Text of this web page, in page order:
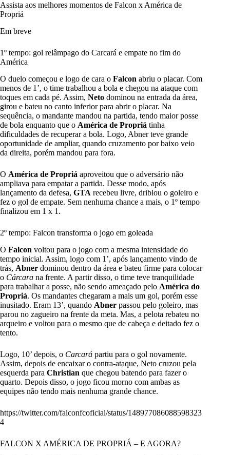
Assista aos melhores momentos de Falcon x América de
Propriá
Em breve
1º tempo: gol relâmpago do Carcará e empate no fim do
América
O duelo começou e logo de cara o Falcon abriu o placar. Com
menos de 1’, o time trabalhou a bola e chegou na ataque com
toques em cada pé. Assim, Neto dominou na entrada da área,
girou e bateu no canto inferior para abrir o placar. Na
sequência, o mandante mandou na partida, tendo maior posse
de bola enquanto que o América de Propriá tinha
dificuldades de recuperar a bola. Logo, Abner teve grande
oportunidade de ampliar, quando cruzamento por baixo veio
da direita, porém mandou para fora.
O América de Propriá aproveitou que o adversário não
ampliava para empatar a partida. Desse modo, após
lançamento da defesa, GTA recebeu livre, driblou o goleiro e
fez o gol de empate. Sem nenhuma chance a mais, o 1º tempo
finalizou em 1 x 1.
2º tempo: Falcon transforma o jogo em goleada
O Falcon voltou para o jogo com a mesma intensidade do
tempo inicial. Assim, logo com 1’, após lançamento vindo de
trás, Abner dominou dentro da área e bateu firme para colocar
o Cárcara na frente. A partir disso, o time teve tranquilidade
para trabalhar a posse, não sendo ameaçado pelo América do
Propriá. Os mandantes chegaram a mais um gol, porém esse
inusitado. Eram 13’, quando Abner passou pelo goleiro, mas
parou no zagueiro na frente da meta. Mas, a pelota rebateu no
arqueiro e voltou para o mesmo que de cabeça e deitado fez o
tento.
Logo, 10’ depois, o Carcará partiu para o gol novamente.
Assim, depois de encaixar o contra-ataque, Neto cruzou pela
esquerda para Christian que chegou batendo para fazer o
quarto. Depois disso, o jogo ficou morno com ambas as
equipes não tendo mais nenhuma grande chance.
https://twitter.com/falconfcoficial/status/148977086088598323
4
FALCON X AMÉRICA DE PROPRIÁ – E AGORA?